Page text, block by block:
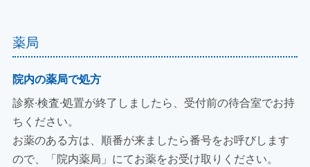
薬局
院内の薬局で処方
診察·検査·処置が終了しましたら、受付前の待合室でお持
ちください。
お薬のある方は、順番が来ましたら番号をお呼びします
ので、「院内薬局」にてお薬をお受け取りください。